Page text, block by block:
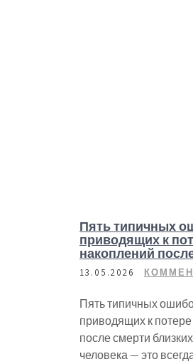
Пять типичных
приводящих к
накоплений
13.05.2026
Пять типичных
приводящих к
после смерти
человека — это